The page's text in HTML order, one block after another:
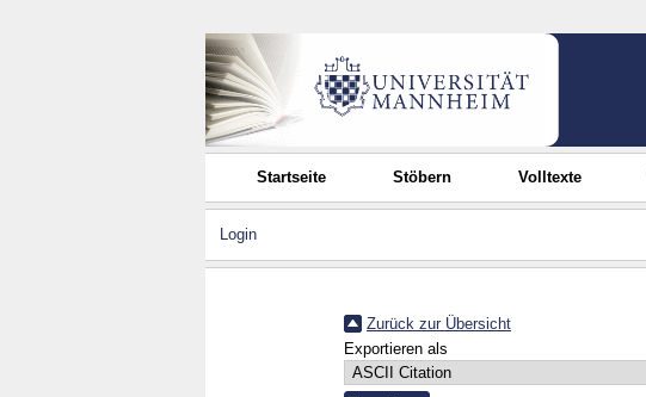
Startseite Stöbern Volltexte
Login
Zurück zur Übersicht
Exportieren als